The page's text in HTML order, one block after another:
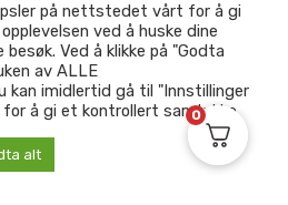
på nettstedet vårt for å gi
ved å huske dine
Ved å klikke på "Godta
av ALLE
kan imidlertid gå til "Innstillinger
å gi et kontrollert samtykke.
alt
0